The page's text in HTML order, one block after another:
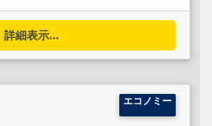
詳細表示...
エコノミー